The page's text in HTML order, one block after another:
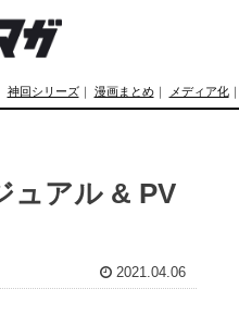
神回シリーズ｜ 漫画まとめ｜ メディア化｜
ュアル & PV
2021.04.06